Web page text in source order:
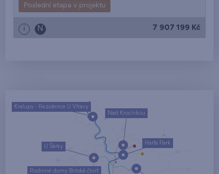
Poslední etapa v projektu
i N 7 907 199 Kč
U Šárky
Harfa Park
Nad Krocínkou
Rodinné domy Britská čtvrť
Kralupy - Rezidence U Vltavy